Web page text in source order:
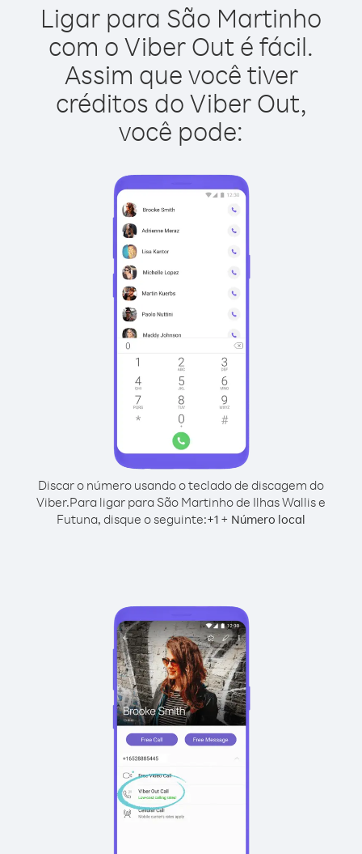
Ligar para São Martinho
com o Viber Out é fácil.
Assim que você tiver
créditos do Viber Out,
você pode:
Discar o número usando o teclado de discagem do
Viber.Para ligar para São Martinho de Ilhas Wallis e
Futuna, disque o seguinte:+1 + Número local